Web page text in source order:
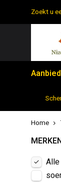
Zoekt u
Home